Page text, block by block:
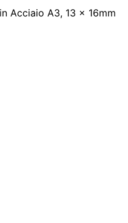
Acciaio A3, 13 x 16mm